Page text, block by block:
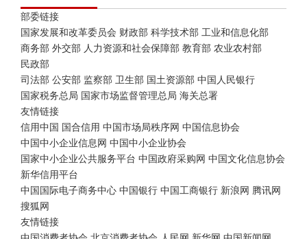
部委链接
国家发展和改革委员会 财政部 科学技术部 工业和信息化部
商务部 外交部 人力资源和社会保障部 教育部 农业农村部
民政部
司法部 公安部 监察部 卫生部 国土资源部 中国人民银行
国家税务总局 国家市场监督管理总局 海关总署
友情链接
信用中国
国合信用 中国市场局秩序网 中国信息协会
中国中小企业信息网 中国中小企业协会
国家中小企业公共服务平台 中国政府采购网 中国文化信息协会
新华信用平台
中国国际电子商务中心 中国银行 中国工商银行 新浪网 腾讯网
搜狐网
友情链接